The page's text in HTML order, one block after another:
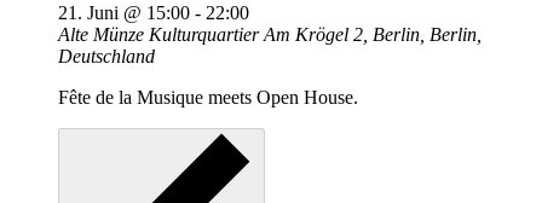
21. Juni @ 15:00 - 22:00
Alte Münze KulturquartierAm Krögel 2, Berlin, Berlin,
Deutschland
Fête de la Musique meets Open House.